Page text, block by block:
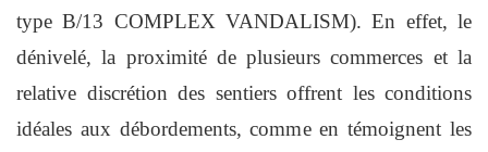
type B/13 COMPLEX VANDALISM). En effet, le
dénivelé, la proximité de plusieurs commerces et la
relative discrétion des sentiers offrent les conditions
idéales aux débordements, comme en témoignent les